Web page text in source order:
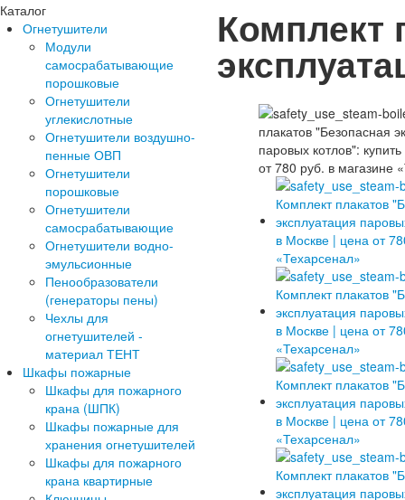
Каталог
Огнетушители
Модули
самосрабатывающие
порошковые
Огнетушители
углекислотные
Огнетушители воздушно-
пенные ОВП
Огнетушители
порошковые
Огнетушители
самосрабатывающие
Огнетушители водно-
эмульсионные
Пенообразователи
(генераторы пены)
Чехлы для
огнетушителей -
материал ТЕНТ
Шкафы пожарные
Шкафы для пожарного
крана (ШПК)
Шкафы пожарные для
хранения огнетушителей
Шкафы для пожарного
крана квартирные
Комплект